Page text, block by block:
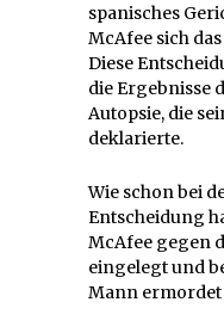
spanisches
McAfee sich
Diese
die Ergebnisse
Autopsie, die
deklarierte.
Wie schon bei
Entscheidung
McAfee gegen
eingelegt und
Mann ermordet